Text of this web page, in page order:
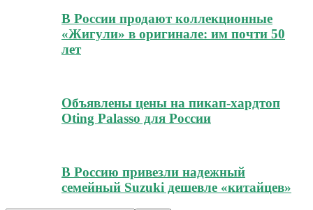
В России продают коллекционные
«Жигули» в оригинале: им почти 50
лет
Объявлены цены на пикап-хардтоп
Oting Palasso для России
В Россию привезли надежный
семейный Suzuki дешевле «китайцев»